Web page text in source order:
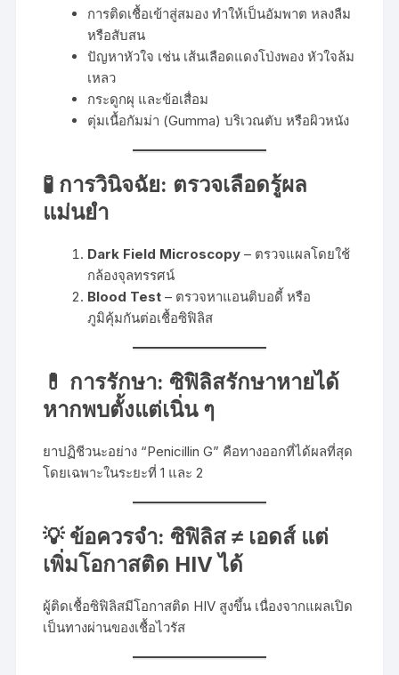
การติดเชื้อเข้าสู่สมอง ทำให้เป็นอัมพาต หลงลืม
หรือสับสน
ปัญหาหัวใจ เช่น เส้นเลือดแดงโป่งพอง หัวใจล้ม
เหลว
กระดูกผุ และข้อเสื่อม
ตุ่มเนื้อกัมม่า (Gumma) บริเวณตับ หรือผิวหนัง
🧪 การวินิจฉัย: ตรวจเลือดรู้ผล
แม่นยำ
Dark Field Microscopy – ตรวจแผลโดยใช้
กล้องจุลทรรศน์
Blood Test – ตรวจหาแอนติบอดี้ หรือ
ภูมิคุ้มกันต่อเชื้อซิฟิลิส
💊 การรักษา: ซิฟิลิสรักษาหายได้
หากพบตั้งแต่เนิ่น ๆ
ยาปฏิชีวนะอย่าง “Penicillin G” คือทางออกที่ได้ผลที่สุด
โดยเฉพาะในระยะที่ 1 และ 2
💡 ข้อควรจำ: ซิฟิลิส ≠ เอดส์ แต่
เพิ่มโอกาสติด HIV ได้
ผู้ติดเชื้อซิฟิลิสมีโอกาสติด HIV สูงขึ้น เนื่องจากแผลเปิด
เป็นทางผ่านของเชื้อไวรัส